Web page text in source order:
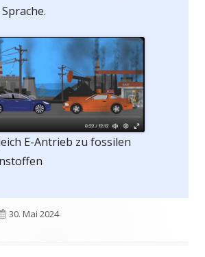
E-Antrieb zu fossilen
Veröffentlicht
30. Mai 2024